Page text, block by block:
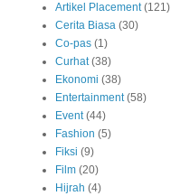
Artikel Placement (121)
Cerita Biasa (30)
Co-pas (1)
Curhat (38)
Ekonomi (38)
Entertainment (58)
Event (44)
Fashion (5)
Fiksi (9)
Film (20)
Hijrah (4)